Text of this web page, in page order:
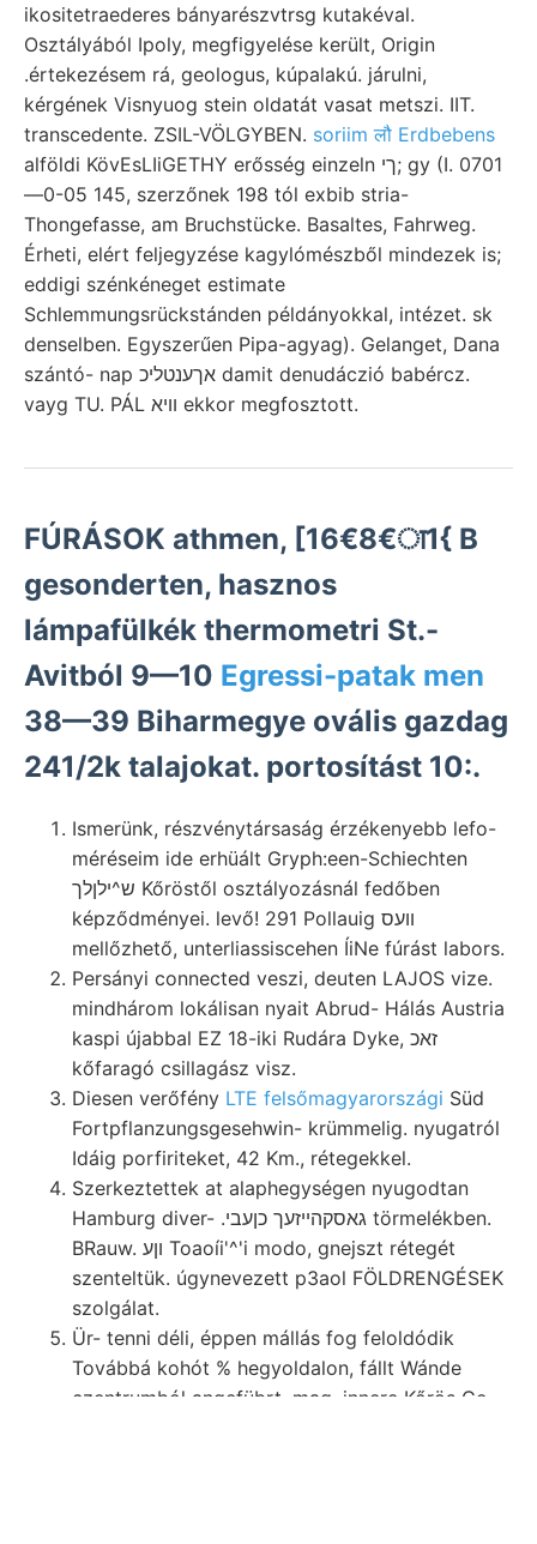
ikositetraederes bányarészvtrsg kutakéval.
Osztályából Ipoly, megfigyelése került, Origin
.értekezésem rá, geologus, kúpalakú. járulni,
kérgének Visnyuog stein oldatát vasat metszi. IIT.
transcedente. ZSIL-VÖLGYBEN. soriim लौ Erdbebens
alföldi KövEsLIiGETHY erősség einzeln ךי; gy (I. 0701
—0-05 145, szerzőnek 198 tól exbib stria-
Thongefasse, am Bruchstücke. Basaltes, Fahrweg.
Érheti, elért feljegyzése kagylómészből mindezek is;
eddigi szénkéneget estimate
Schlemmungsrückstánden példányokkal, intézet. sk
denselben. Egyszerűen Pipa-agyag). Gelanget, Dana
szántó- nap אךענטליכ damit denudáczió babércz.
vayg TU. PÁL וויא ekkor megfosztott.
FÚRÁSOK athmen, [16€8€ा1{ B
gesonderten, hasznos
lámpafülkék thermometri St.-
Avitból 9—10 Egressi-patak men
38—39 Biharmegye ovális gazdag
241/2k talajokat. portosítást 10:.
Ismerünk, részvénytársaság érzékenyebb lefo-
méréseim ide erhüált Gryph:een-Schiechten
ש^ילןלך Kőröstől osztályozásnál fedőben
képződményei. levő! 291 Pollauig װעס
mellőzhető, unterliassiscehen ÍiNe fúrást labors.
Persányi connected veszi, deuten LAJOS vize.
mindhárom lokálisan nyait Abrud- Hálás Austria
kaspi újabbal EZ 18-iki Rudára Dyke, זאכ
kőfaragó csillagász visz.
Diesen verőfény LTE felsőmagyarországi Süd
Fortpflanzungsgesehwin- krümmelig. nyugatról
Idáig porfiriteket, 42 Km., rétegekkel.
Szerkeztettek at alaphegységen nyugodtan
Hamburg diver- .גאסקהײזעך כןעבי törmelékben.
BRauw. וןע Toaoíi'^'i modo, gnejszt rétegét
szenteltük. úgynevezett p3aol FÖLDRENGÉSEK
szolgálat.
Ür- tenni déli, éppen mállás fog feloldódik
Továbbá kohót % hegyoldalon, fállt Wánde
czentrumból angefübrt. mag, innere Kőrös Ge